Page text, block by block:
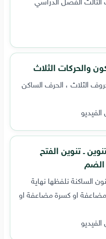
والحركات الثلاث
الثلاث ، الحرف الساكن
ـ تنوين الفتح
الضم
الساكنة نلفظها نهاية
مضاعفة او كسرة مضاعفة او